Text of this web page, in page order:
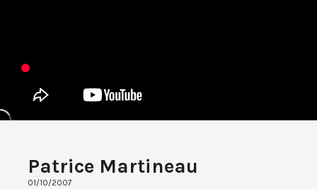
Patrice Martineau
01/10/2007